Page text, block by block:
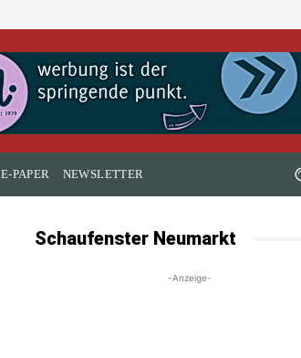
E-PAPER NEWSLETTER
Schaufenster Neumarkt
-Anzeige-